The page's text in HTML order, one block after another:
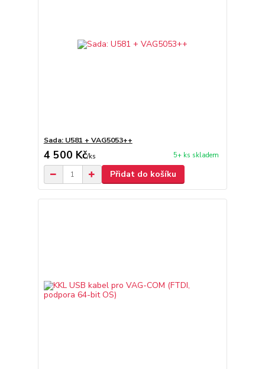
Sada: U581 + VAG5053++
4 500 Kč/ks 5+ ks skladem
Přidat do košíku